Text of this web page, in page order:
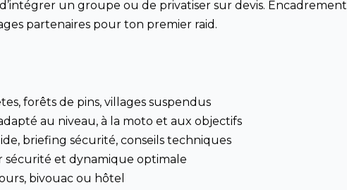
d’intégrer un groupe ou de privatiser sur devis. Encadrement
partenaires pour ton premier raid.
forêts de pins, villages suspendus
au niveau, à la moto et aux objectifs
briefing sécurité, conseils techniques
sécurité et dynamique optimale
bivouac ou hôtel